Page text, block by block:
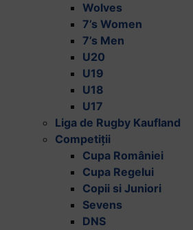
Wolves
7’s Women
7’s Men
U20
U19
U18
U17
Liga de Rugby Kaufland
Competiții
Cupa României
Cupa Regelui
Copii si Juniori
Sevens
DNS